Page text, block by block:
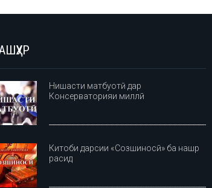
Нишасти матбуотӣ дар
Консерваторияи миллӣ
Китоби дарсии «Созшиносӣ» ба нашр
расид